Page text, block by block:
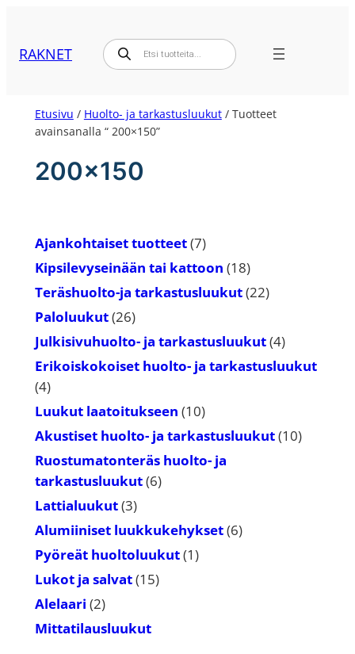
RAKNET Products
search
Etusivu / Huolto- ja tarkastusluukut/ Tuotteet
avainsanalla “ 200×150”
200×150
Ajankohtaiset tuotteet 77
tuotetta
Kipsilevyseinään tai kattoon 1818
tuotetta
Teräshuolto-ja tarkastusluukut 2222
Paloluukut 2626
tuotetta
Julkisivuhuolto- ja tarkastusluukut 44
tuotetta
Erikoiskokoiset huolto- ja tarkastusluukut
44
tuotetta
Luukut laatoitukseen 1010
tuotetta
Akustiset huolto- ja tarkastusluukut 1010
Ruostumatonteräs huolto- ja
tarkastusluukut 66
Lattialuukut 33
tuotetta
Alumiiniset luukkukehykset 66
Pyöreät huoltoluukut 11
Lukot ja salvat 1515
Alelaari 22
tuotetta
Mittatilausluukut